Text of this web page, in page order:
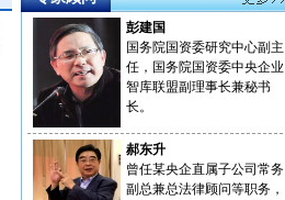
彭建国
国务院国资委研究中心副主
任，国务院国资委中央企业
智库联盟副理事长兼秘书
长。
郝东升
曾任某央企直属子公司常务
副总兼总法律顾问等职务，